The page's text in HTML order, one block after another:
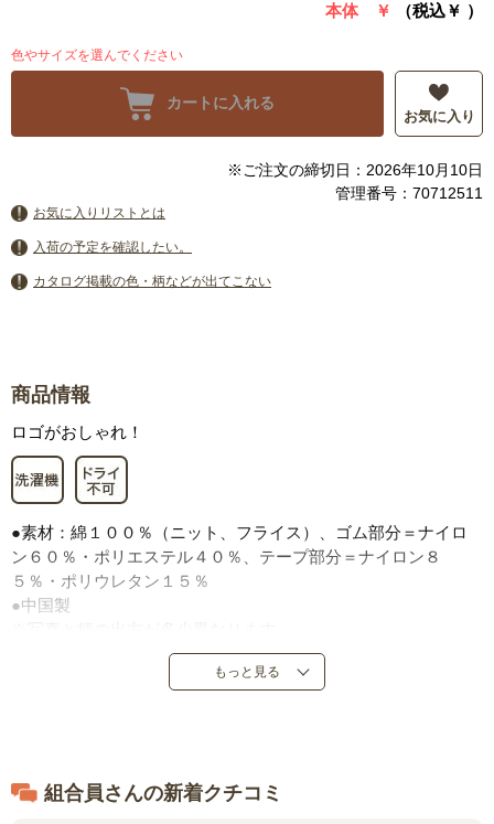
本体 ￥ （税込￥ ）
色やサイズを選んでください
カートに入れる
お気に入り
※ご注文の締切日：2026年10月10日
管理番号：70712511
お気に入りリストとは
入荷の予定を確認したい。
カタログ掲載の色・柄などが出てこない
商品情報
ロゴがおしゃれ！
●素材：綿１００％（ニット、フライス）、ゴム部分＝ナイロ
ン６０％・ポリエステル４０％、テープ部分＝ナイロン８
５％・ポリウレタン１５％
●中国製
もっと見る
組合員さんの新着クチコミ